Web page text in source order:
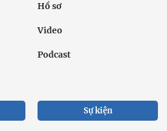
Hồ sơ
Video
Podcast
Sự kiện